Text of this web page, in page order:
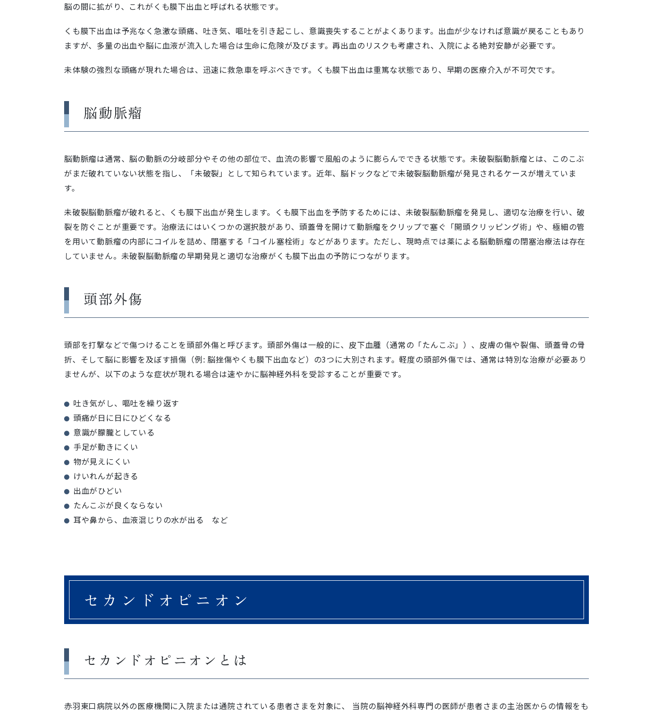
脳の間に拡がり、これがくも膜下出血と呼ばれる状態です。
くも膜下出血は予兆なく急激な頭痛、吐き気、嘔吐を引き起こし、意識喪失することがよくあります。出血が少なければ意識が戻ることもあり
ますが、多量の出血や脳に血液が流入した場合は生命に危険が及びます。再出血のリスクも考慮され、入院による絶対安静が必要です。
未体験の強烈な頭痛が現れた場合は、迅速に救急車を呼ぶべきです。くも膜下出血は重篤な状態であり、早期の医療介入が不可欠です。
脳動脈瘤
脳動脈瘤は通常、脳の動脈の分岐部分やその他の部位で、血流の影響で風船のように膨らんでできる状態です。未破裂脳動脈瘤とは、このこぶ
がまだ破れていない状態を指し、「未破裂」として知られています。近年、脳ドックなどで未破裂脳動脈瘤が発見されるケースが増えていま
す。
未破裂脳動脈瘤が破れると、くも膜下出血が発生します。くも膜下出血を予防するためには、未破裂脳動脈瘤を発見し、適切な治療を行い、破
裂を防ぐことが重要です。治療法にはいくつかの選択肢があり、頭蓋骨を開けて動脈瘤をクリップで塞ぐ「開頭クリッピング術」や、極細の管
を用いて動脈瘤の内部にコイルを詰め、閉塞する「コイル塞栓術」などがあります。ただし、現時点では薬による脳動脈瘤の閉塞治療法は存在
していません。未破裂脳動脈瘤の早期発見と適切な治療がくも膜下出血の予防につながります。
頭部外傷
頭部を打撃などで傷つけることを頭部外傷と呼びます。頭部外傷は一般的に、皮下血腫（通常の「たんこぶ」）、皮膚の傷や裂傷、頭蓋骨の骨
折、そして脳に影響を及ぼす損傷（例: 脳挫傷やくも膜下出血など）の3つに大別されます。軽度の頭部外傷では、通常は特別な治療が必要あり
ませんが、以下のような症状が現れる場合は速やかに脳神経外科を受診することが重要です。
吐き気がし、嘔吐を繰り返す
頭痛が日に日にひどくなる
意識が朦朧としている
手足が動きにくい
物が見えにくい
けいれんが起きる
出血がひどい
たんこぶが良くならない
耳や鼻から、血液混じりの水が出る など
セカンドオピニオン
セカンドオピニオンとは
赤羽東口病院以外の医療機関に入院または通院されている患者さまを対象に、 当院の脳神経外科専門の医師が患者さまの主治医からの情報をも